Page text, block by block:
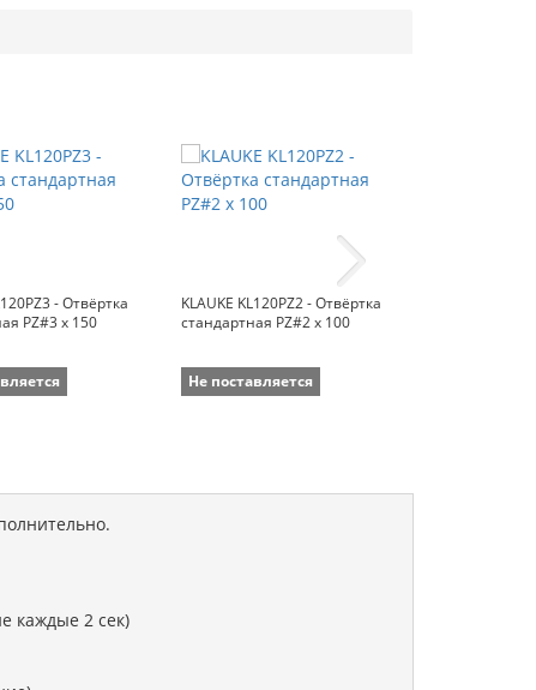
- Отвёртка
PZ#3 x 150
KLAUKE KL120PZ2 - Отвёртка
стандартная PZ#2 x 100
Не поставляется
каждые 2 сек)